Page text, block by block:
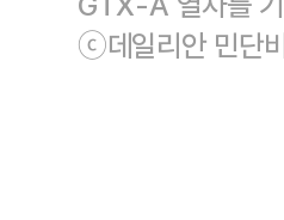
ⓒ데일리안 민단